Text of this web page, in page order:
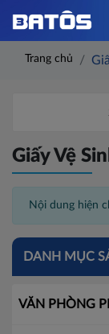
Trang chủ
DANH MỤC
VĂN PHÒNG
Giấy Vệ
Nội dung hiện